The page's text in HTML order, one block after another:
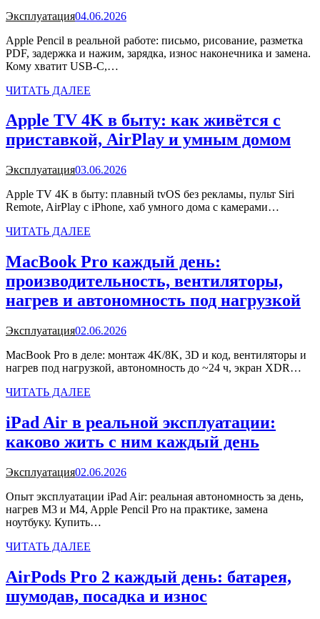
Эксплуатация04.06.2026
Apple Pencil в реальной работе: письмо, рисование, разметка
PDF, задержка и нажим, зарядка, износ наконечника и замена.
Кому хватит USB-C,…
ЧИТАТЬ ДАЛЕЕ
Apple TV 4K в быту: как живётся с
приставкой, AirPlay и умным домом
Эксплуатация03.06.2026
Apple TV 4K в быту: плавный tvOS без рекламы, пульт Siri
Remote, AirPlay с iPhone, хаб умного дома с камерами…
ЧИТАТЬ ДАЛЕЕ
MacBook Pro каждый день:
производительность, вентиляторы,
нагрев и автономность под нагрузкой
Эксплуатация02.06.2026
MacBook Pro в деле: монтаж 4K/8K, 3D и код, вентиляторы и
нагрев под нагрузкой, автономность до ~24 ч, экран XDR…
ЧИТАТЬ ДАЛЕЕ
iPad Air в реальной эксплуатации:
каково жить с ним каждый день
Эксплуатация02.06.2026
Опыт эксплуатации iPad Air: реальная автономность за день,
нагрев M3 и M4, Apple Pencil Pro на практике, замена
ноутбуку. Купить…
ЧИТАТЬ ДАЛЕЕ
AirPods Pro 2 каждый день: батарея,
шумодав, посадка и износ